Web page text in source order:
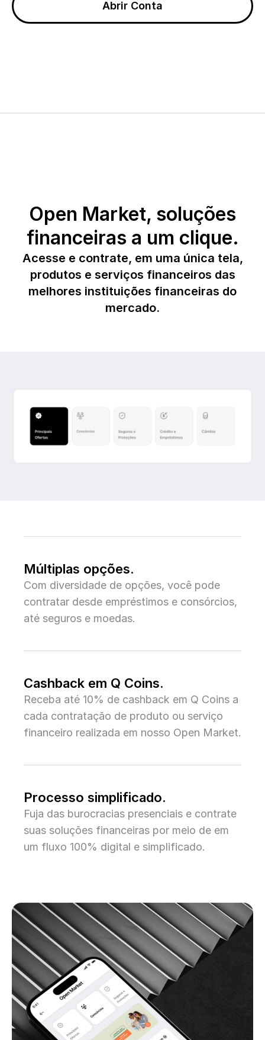
Abrir Conta
Open Market, soluções
financeiras a um clique.
Acesse e contrate, em uma única tela,
produtos e serviços financeiros das
melhores instituições financeiras do
mercado.
Múltiplas opções.
Com diversidade de opções, você pode
contratar desde empréstimos e consórcios,
até seguros e moedas.
Cashback em Q Coins.
Receba até 10% de cashback em Q Coins a
cada contratação de produto ou serviço
financeiro realizada em nosso Open Market.
Processo simplificado.
Fuja das burocracias presenciais e contrate
suas soluções financeiras por meio de em
um fluxo 100% digital e simplificado.